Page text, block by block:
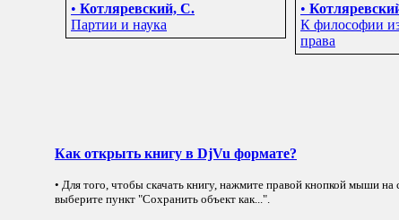
• Котляревский, С.
Партии и наука
•
К философии
права
Как открыть книгу в DjVu формате?
• Для того, чтобы скачать книгу, нажмите правой кнопкой мыши на
выберите пункт "Сохранить объект как...".